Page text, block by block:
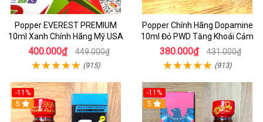
Popper EVEREST PREMIUM
10ml Xanh Chính Hãng Mỹ USA
400.000₫ 449.000₫
(915)
Popper Chính Hãng Dopamine
10ml Đỏ PWD Tăng Khoái Cảm
380.000₫ 431.000₫
(913)
-11%
5
-11%
5